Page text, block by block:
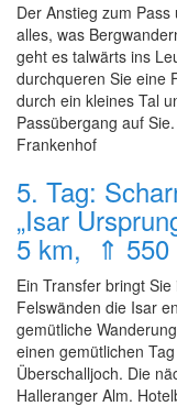
Der Anstieg zum
alles, was
geht es talwärts ins
durchqueren Sie eine
durch ein kleines Tal
Passübergang auf
Frankenhof
5. Tag:
„Isar
5 km, ⇑
Ein Transfer bringt
Felswänden die Isar
gemütliche
einen gemütlichen
Überschalljoch. Die
Halleranger Alm.